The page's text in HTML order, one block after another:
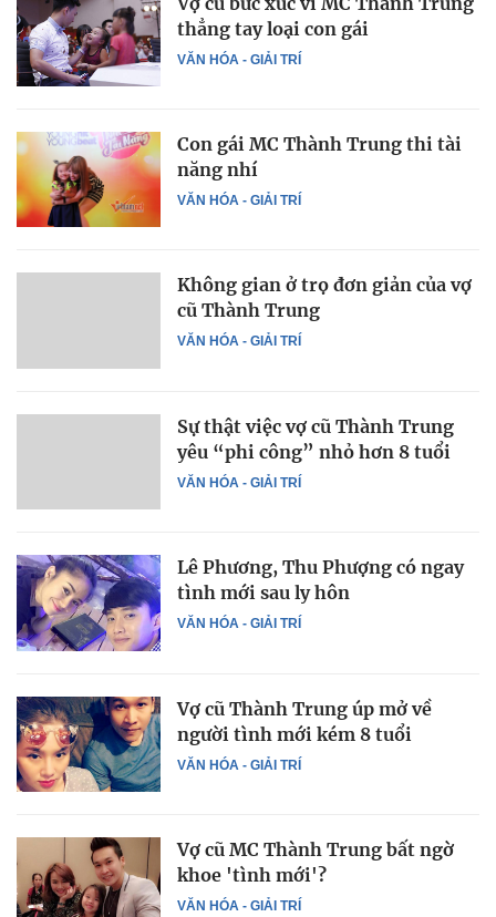
VĂN HÓA - GIẢI TRÍ
thẳng tay loại con gái
VĂN HÓA - GIẢI TRÍ
Con gái MC Thành Trung thi tài
năng nhí
VĂN HÓA - GIẢI TRÍ
Không gian ở trọ đơn giản của vợ
cũ Thành Trung
VĂN HÓA - GIẢI TRÍ
Sự thật việc vợ cũ Thành Trung
yêu “phi công” nhỏ hơn 8 tuổi
VĂN HÓA - GIẢI TRÍ
Lê Phương, Thu Phượng có ngay
tình mới sau ly hôn
VĂN HÓA - GIẢI TRÍ
Vợ cũ Thành Trung úp mở về
người tình mới kém 8 tuổi
VĂN HÓA - GIẢI TRÍ
Vợ cũ MC Thành Trung bất ngờ
khoe 'tình mới'?